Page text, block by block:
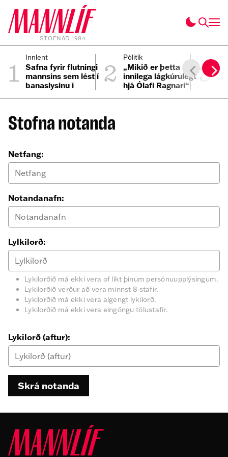
STOFNAÐ 1984
1 Innlent
Safna fyrir flutningi
mannsins sem lést í
banaslysinu í
2 Pólitík
„Mikið er þetta
innilega lágkúrulegt
hjá Ólafi Ragnari“
3
Stofna notanda
Netfang:
Notandanafn:
Lylkilorð:
Lykilorðið má ekki vera of líkt þínum persónuupplýsingum.
Lykilorðið verður að vera minnst 8 stafir.
Lykilorðið má ekki vera algengt lykilorð.
Lykilorðið má ekki vera eingöngu tölustafir.
Lykilorð (aftur):
Skrá notanda